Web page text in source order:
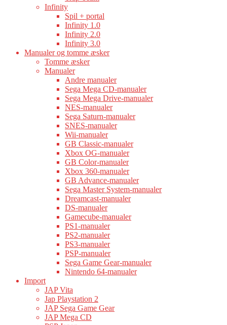
Infinity
Spil + portal
Infinity 1.0
Infinity 2.0
Infinity 3.0
Manualer og tomme æsker
Tomme æsker
Manualer
Andre manualer
Sega Mega CD-manualer
Sega Mega Drive-manualer
NES-manualer
Sega Saturn-manualer
SNES-manualer
Wii-manualer
GB Classic-manualer
Xbox OG-manualer
GB Color-manualer
Xbox 360-manualer
GB Advance-manualer
Sega Master System-manualer
Dreamcast-manualer
DS-manualer
Gamecube-manualer
PS1-manualer
PS2-manualer
PS3-manualer
PSP-manualer
Sega Game Gear-manualer
Nintendo 64-manualer
Import
JAP Vita
Jap Playstation 2
JAP Sega Game Gear
JAP Mega CD